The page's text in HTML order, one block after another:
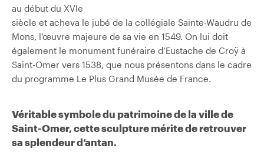
au début du XVIe
siècle et acheva le jubé de la collégiale Sainte-Waudru de
Mons, l’œuvre majeure de sa vie en 1549. On lui doit
également le monument funéraire d’Eustache de Croÿ à
Saint-Omer vers 1538, que nous présentons dans le cadre
du programme Le Plus Grand Musée de France.
Véritable symbole du patrimoine de la ville de
Saint-Omer, cette sculpture mérite de retrouver
sa splendeur d’antan.